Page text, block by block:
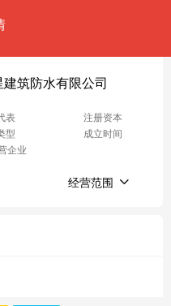
筑防水有限公司
表
注册资本
型
企业
成立时间
经营范围